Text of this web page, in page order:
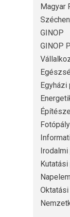
Magyar
GINOP
GINOP